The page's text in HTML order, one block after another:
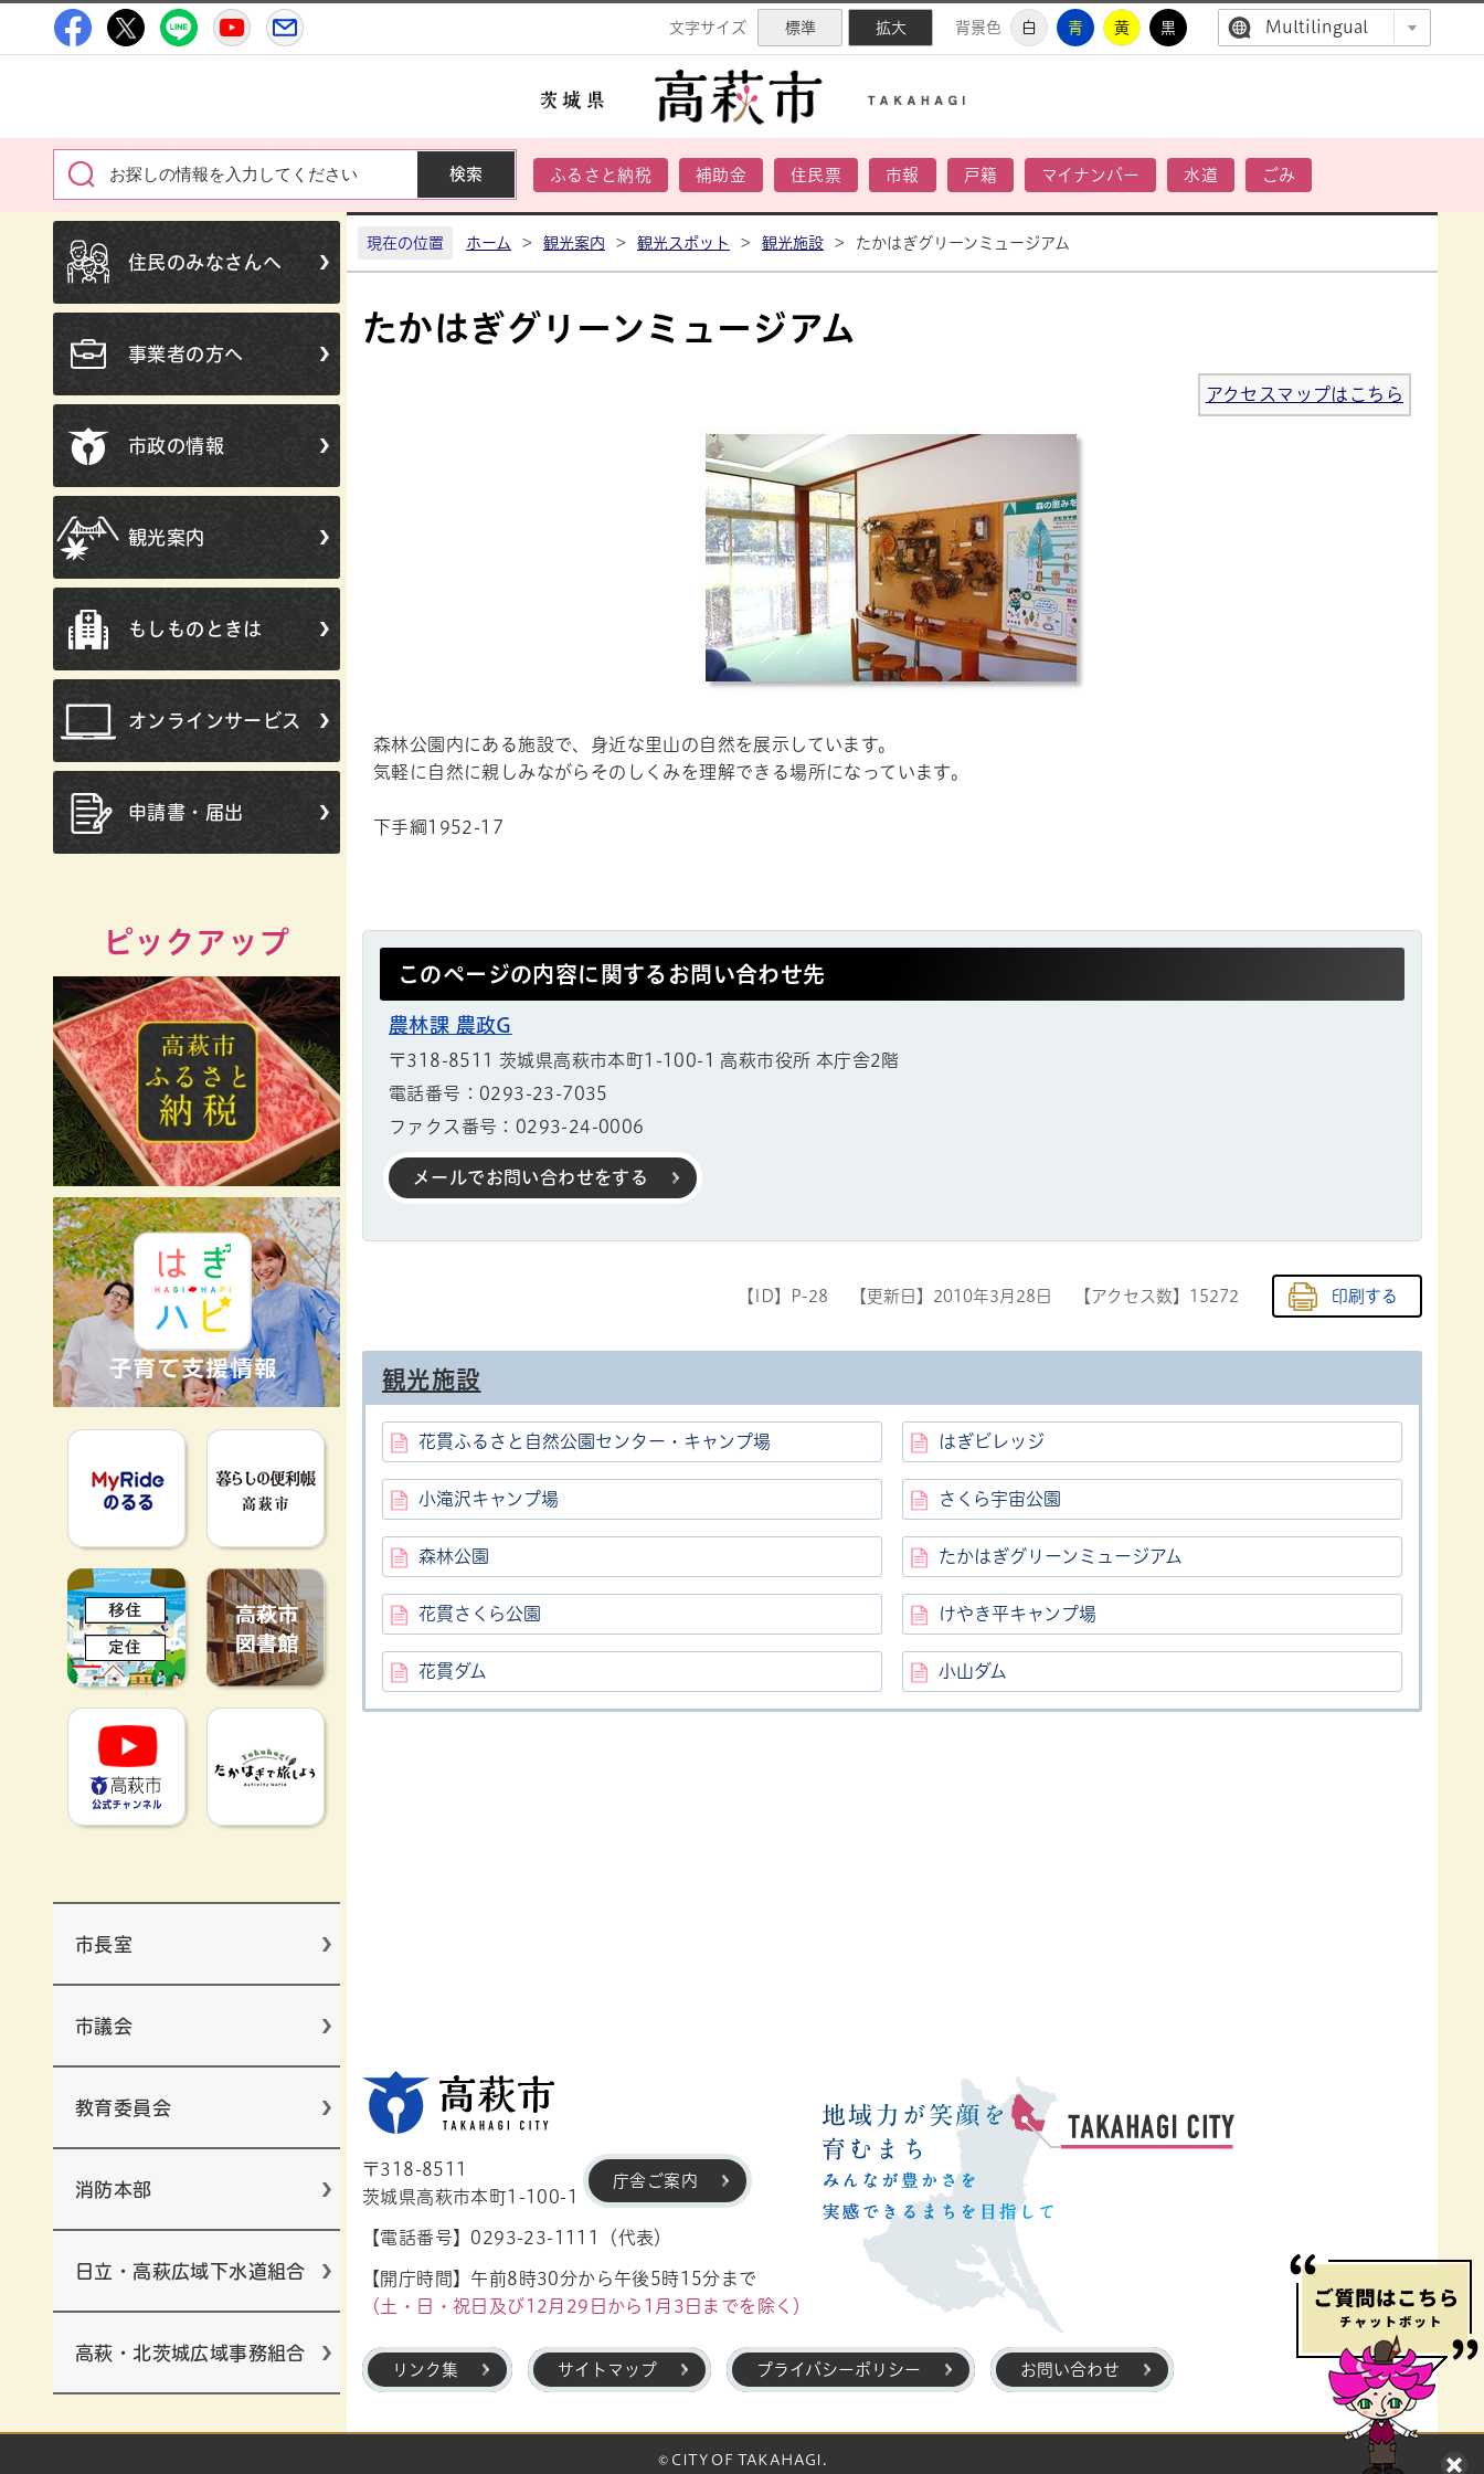
高萩市公式Facebook
高萩市公式X高萩市公式LINE
高萩市YouTube公式チャンネル 文字サイズ 標準 拡大 背景色 白 青 黄 黒 Multilingual
ふるさと納税 補助金 住民票 市報 戸籍 マイナンバー 水道 ごみ
住民のみなさんへ
事業者の方へ
市政の情報
観光案内
もしものときは
オンラインサービス
申請書・届出
ピックアップ
MyRideのるる 暮らしの便利帳
移住定住 高萩市図書館
高萩市YouTube公式チャンネル
市長室
市議会
教育委員会
消防本部
日立・高萩広域下水道組合
高萩・北茨城広域事務組合
現在の位置 ホーム > 観光案内 > 観光スポット > 観光施設 > たかはぎグリーンミュージアム
たかはぎグリーンミュージアム
アクセスマップはこちら
森林公園内にある施設で、身近な里山の自然を展示しています。
気軽に自然に親しみながらそのしくみを理解できる場所になっています。
下手綱1952-17
このページの内容に関するお問い合わせ先
農林課 農政G
〒318-8511 茨城県高萩市本町1-100-1 高萩市役所 本庁舎2階
電話番号：0293-23-7035
ファクス番号：0293-24-0006
メールでお問い合わせをする
【ID】 P-28 【更新日】 2010年3月28日 【アクセス数】 15272 印刷する
観光施設
花貫ふるさと自然公園センター・キャンプ場 はぎビレッジ
小滝沢キャンプ場 さくら宇宙公園
森林公園 たかはぎグリーンミュージアム
花貫さくら公園 けやき平キャンプ場
花貫ダム 小山ダム
〒318-8511
茨城県高萩市本町1-100-1
【電話番号】0293-23-1111（代表）
【開庁時間】午前8時30分から午後5時15分まで
（土・日・祝日及び12月29日から1月3日までを除く）
庁舎ご案内
リンク集 サイトマップ プライバシーポリシー お問い合わせ
© CITY OF TAKAHAGI.